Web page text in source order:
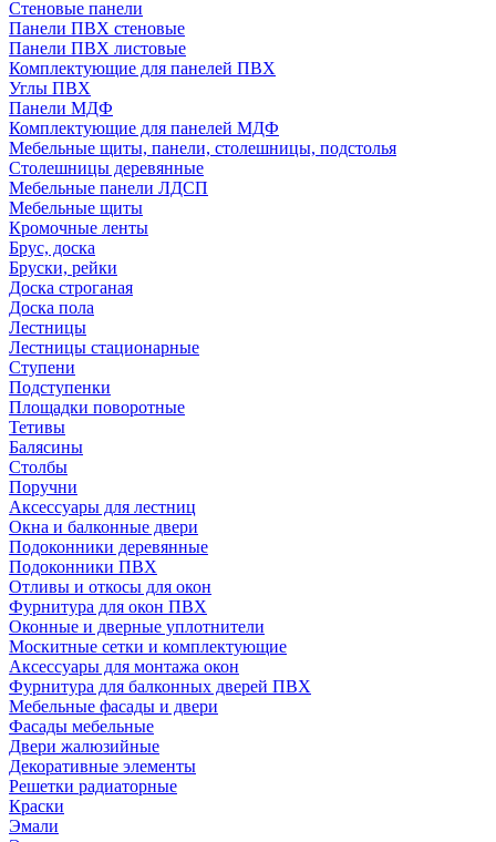
Стеновые панели
Панели ПВХ стеновые
Панели ПВХ листовые
Комплектующие для панелей ПВХ
Углы ПВХ
Панели МДФ
Комплектующие для панелей МДФ
Мебельные щиты, панели, столешницы, подстолья
Столешницы деревянные
Мебельные панели ЛДСП
Мебельные щиты
Кромочные ленты
Брус, доска
Бруски, рейки
Доска строганая
Доска пола
Лестницы
Лестницы стационарные
Ступени
Подступенки
Площадки поворотные
Тетивы
Балясины
Столбы
Поручни
Аксессуары для лестниц
Окна и балконные двери
Подоконники деревянные
Подоконники ПВХ
Отливы и откосы для окон
Фурнитура для окон ПВХ
Оконные и дверные уплотнители
Москитные сетки и комплектующие
Аксессуары для монтажа окон
Фурнитура для балконных дверей ПВХ
Мебельные фасады и двери
Фасады мебельные
Двери жалюзийные
Декоративные элементы
Решетки радиаторные
Краски
Эмали